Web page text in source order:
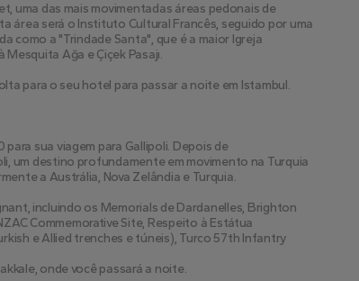
uma das mais movimentadas áreas pedonais de
área será o Instituto Cultural Francês, seguido por uma
como a "Trindade Santa", que é a maior Igreja
Ağa e Çiçek Pasajı.
para o seu hotel para passar a noite em Istambul.
sua viagem para Gallipoli. Depois de
um destino profundamente em movimento na Turquia
a Austrália, Nova Zelândia e Turquia.
incluindo os Memorials de Dardanelles, Brighton
Commemorative Site, Respeito à Estátua
e Allied trenches e túneis), Turco 57th Infantry
onde você passará a noite.